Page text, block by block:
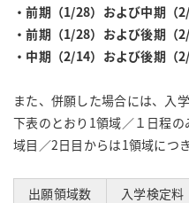
・前期（1/28）および中期（2/
・前期（1/28）および後期 （
・中期（2/14）および後期（2/
また、併願した場合には、入
下表のとおり1領域／１日程
域目／2日目からは1領域につ
出願領域数
入学検定料